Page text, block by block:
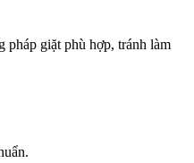
pháp giặt phù hợp, tránh làm